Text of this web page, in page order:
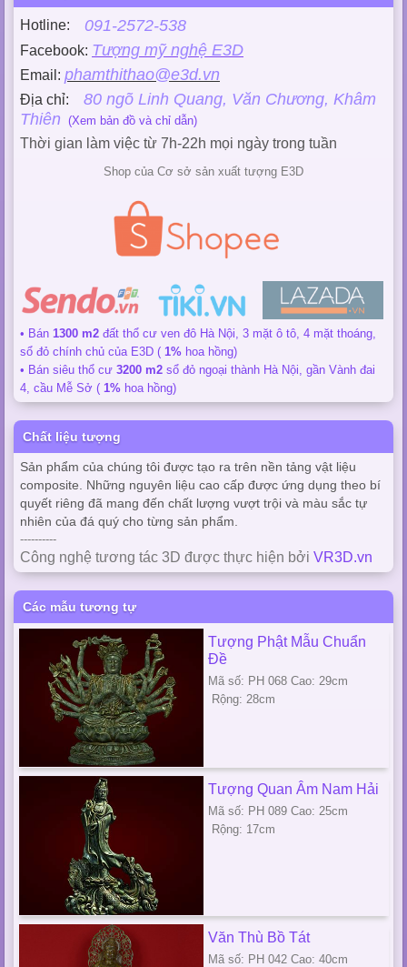
Hotline: 091-2572-538
Facebook: Tượng mỹ nghệ E3D
Email: phamthithao@e3d.vn
Địa chỉ: 80 ngõ Linh Quang, Văn Chương, Khâm
Thiên (Xem bản đồ và chỉ dẫn)
Thời gian làm việc từ 7h-22h mọi ngày trong tuần
Shop của Cơ sở sản xuất tượng E3D
• Bán 1300 m2 đất thổ cư ven đô Hà Nội, 3 mặt ô tô, 4 mặt thoáng,
sổ đỏ chính chủ của E3D ( 1% hoa hồng)
• Bán siêu thổ cư 3200 m2 sổ đỏ ngoại thành Hà Nội, gần Vành đai
4, cầu Mễ Sở ( 1% hoa hồng)
Chất liệu tượng
Sản phẩm của chúng tôi được tạo ra trên nền tảng vật liệu
composite. Những nguyên liệu cao cấp được ứng dụng theo bí
quyết riêng đã mang đến chất lượng vượt trội và màu sắc tự
nhiên của đá quý cho từng sản phẩm.
----------
Công nghệ tương tác 3D được thực hiện bởi VR3D.vn
Các mẫu tương tự
Tượng Phật Mẫu Chuẩn
Đề
Mã số: PH 068 Cao: 29cm
Rộng: 28cm
Tượng Quan Âm Nam Hải
Mã số: PH 089 Cao: 25cm
Rộng: 17cm
Văn Thù Bồ Tát
Mã số: PH 042 Cao: 40cm